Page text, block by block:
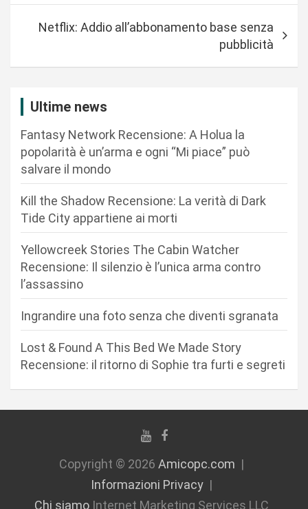
a
Netflix: Addio all’abbonamento base senza
pubblicità
Ultime news
Fantasy Network Recensione: A Holua la
popolarità è un’arma e ogni “Mi piace” può
salvare il mondo
Kill the Shadow Recensione: La verità di Dark
Tide City appartiene ai morti
Yellowcreek Stories The Cabin Watcher
Recensione: Il silenzio è l’unica arma contro
l’assassino
Ingrandire una foto senza che diventi sgranata
Lost & Found A This Bed We Made Story
Recensione: il ritorno di Sophie tra furti e segreti
Copyright © 2026 Amicopc.com
Informazioni Privacy
Chi siamoInternet Marketing Services LLC